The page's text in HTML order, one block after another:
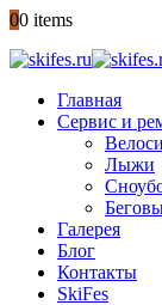
00 items
Главная
Сервис и
Лыжи
Галерея
Блог
Контакты
SkiFes